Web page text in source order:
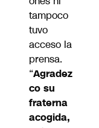
tampoco
tuvo
acceso la
prensa.
“Agradez
co su
fraterna
acogida,